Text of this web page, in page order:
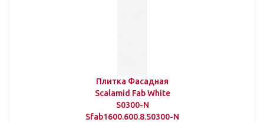
Плитка Фасадная
Scalamid Fab White
S0300-N
Sfab1600.600.8.S0300-N